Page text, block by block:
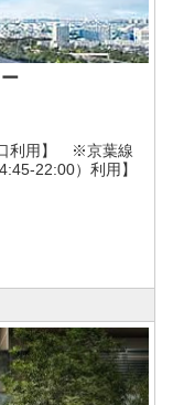
口利用】 ※京葉線
22:00）利用】